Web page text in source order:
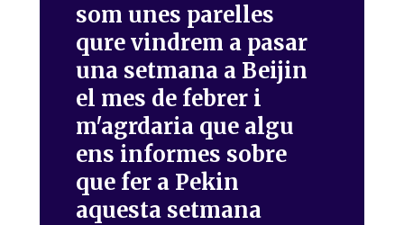
som unes parelles
qure vindrem a pasar
una setmana a Beijin
el mes de febrer i
m'agrdaria que algu
ens informes sobre
que fer a Pekin
aquesta setmana